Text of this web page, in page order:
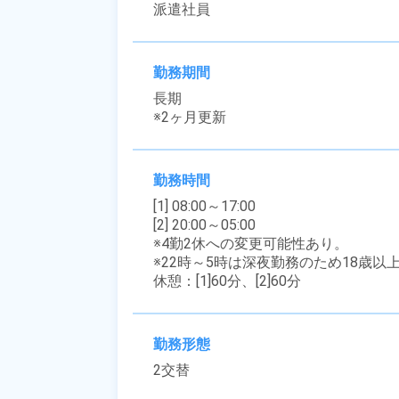
派遣社員
勤務期間
長期
※2ヶ月更新
勤務時間
[1] 08:00～17:00
[2] 20:00～05:00
※4勤2休への変更可能性あり。
※22時～5時は深夜勤務のため18歳以
休憩：[1]60分、[2]60分
勤務形態
2交替